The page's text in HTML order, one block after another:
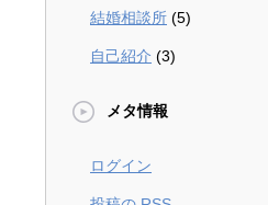
結婚相談所 (5)
自己紹介 (3)
メタ情報
ログイン